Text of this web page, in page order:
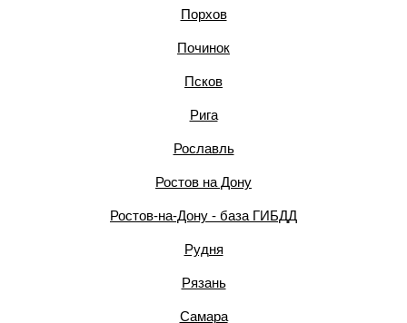
Порхов
Починок
Псков
Рига
Рославль
Ростов на Дону
Ростов-на-Дону - база ГИБДД
Рудня
Рязань
Самара